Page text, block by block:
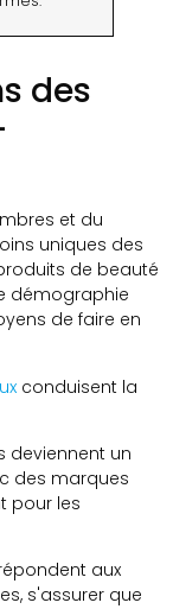
des
et du
uniques des
de beauté
démographie
de faire en
conduisent la
deviennent un
des marques
pour les
aux
s'assurer que